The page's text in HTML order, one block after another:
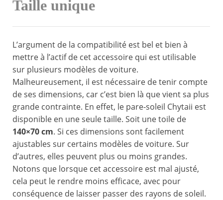
Taille unique
L’argument de la compatibilité est bel et bien à
mettre à l’actif de cet accessoire qui est utilisable
sur plusieurs modèles de voiture.
Malheureusement, il est nécessaire de tenir compte
de ses dimensions, car c’est bien là que vient sa plus
grande contrainte. En effet, le pare-soleil Chytaii est
disponible en une seule taille. Soit une toile de
140×70 cm. Si ces dimensions sont facilement
ajustables sur certains modèles de voiture. Sur
d’autres, elles peuvent plus ou moins grandes.
Notons que lorsque cet accessoire est mal ajusté,
cela peut le rendre moins efficace, avec pour
conséquence de laisser passer des rayons de soleil.